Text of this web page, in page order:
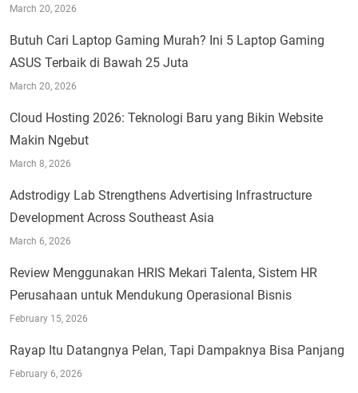
March 20, 2026
Butuh Cari Laptop Gaming Murah? Ini 5 Laptop Gaming
ASUS Terbaik di Bawah 25 Juta
March 20, 2026
Cloud Hosting 2026: Teknologi Baru yang Bikin Website
Makin Ngebut
March 8, 2026
Adstrodigy Lab Strengthens Advertising Infrastructure
Development Across Southeast Asia
March 6, 2026
Review Menggunakan HRIS Mekari Talenta, Sistem HR
Perusahaan untuk Mendukung Operasional Bisnis
February 15, 2026
Rayap Itu Datangnya Pelan, Tapi Dampaknya Bisa Panjang
February 6, 2026